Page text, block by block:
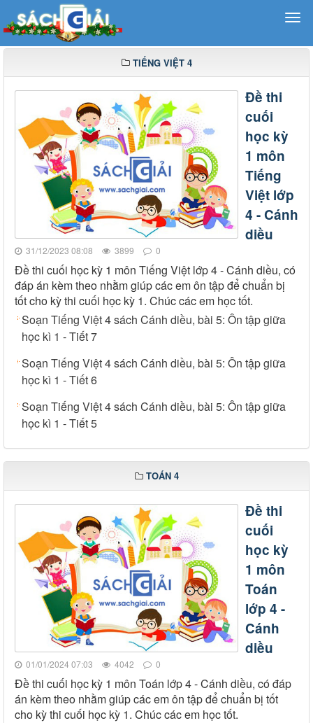
TIẾNG VIỆT 4
Đề thi
cuối
học kỳ
1 môn
Tiếng
Việt lớp
4 - Cánh
diều
31/12/2023 08:08 3899 0
Đề thi cuối học kỳ 1 môn Tiếng Việt lớp 4 - Cánh diều, có
đáp án kèm theo nhằm giúp các em ôn tập để chuẩn bị
tốt cho kỳ thi cuối học kỳ 1. Chúc các em học tốt.
Soạn Tiếng Việt 4 sách Cánh diều, bài 5: Ôn tập giữa
học kì 1 - Tiết 7
Soạn Tiếng Việt 4 sách Cánh diều, bài 5: Ôn tập giữa
học kì 1 - Tiết 6
Soạn Tiếng Việt 4 sách Cánh diều, bài 5: Ôn tập giữa
học kì 1 - Tiết 5
TOÁN 4
Đề thi
cuối
học kỳ
1 môn
Toán
lớp 4 -
Cánh
diều
01/01/2024 07:03 4042 0
Đề thi cuối học kỳ 1 môn Toán lớp 4 - Cánh diều, có đáp
án kèm theo nhằm giúp các em ôn tập để chuẩn bị tốt
cho kỳ thi cuối học kỳ 1. Chúc các em học tốt.